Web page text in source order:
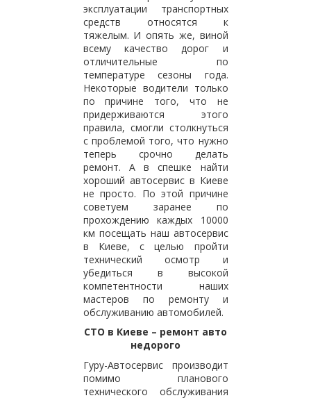
эксплуатации транспортных
средств относятся к
тяжелым. И опять же, виной
всему качество дорог и
отличительные по
температуре сезоны года.
Некоторые водители только
по причине того, что не
придерживаются этого
правила, смогли столкнуться
с проблемой того, что нужно
теперь срочно делать
ремонт. А в спешке найти
хороший автосервис в Киеве
не просто. По этой причине
советуем заранее по
прохождению каждых 10000
км посещать наш автосервис
в Киеве, с целью пройти
технический осмотр и
убедиться в высокой
компетентности наших
мастеров по ремонту и
обслуживанию автомобилей.
СТО в Киеве – ремонт авто
недорого
Гуру-Автосервис производит
помимо планового
технического обслуживания